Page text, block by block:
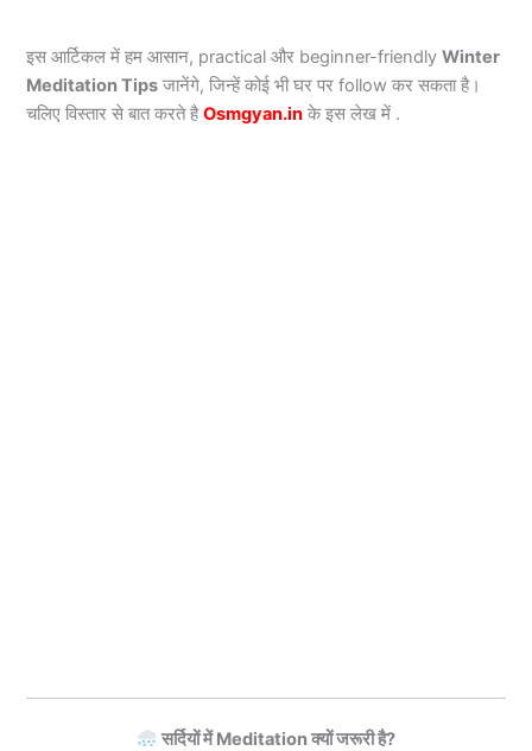
इस आर्टिकल में हम आसान, practical और beginner-friendlyWinter
Meditation Tips जानेंगे, जिन्हें कोई भी घर पर follow कर सकता है।
चलिए विस्तार से बात करते हैOsmgyan.in के इस लेख में .
सर्दियों में Meditation क्यों जरूरी है?